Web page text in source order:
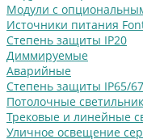
Модули с
Источники питания
Степень защиты IP20
Диммируемые
Аварийные
Степень защиты IP65/67
Потолочные
Трековые и линейные
Уличное освещение